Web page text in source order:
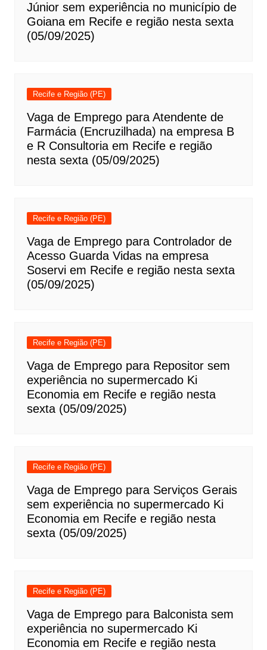
Júnior sem experiência no município de
Goiana em Recife e região nesta sexta
(05/09/2025)
Recife e Região (PE)
Vaga de Emprego para Atendente de
Farmácia (Encruzilhada) na empresa B
e R Consultoria em Recife e região
nesta sexta (05/09/2025)
Recife e Região (PE)
Vaga de Emprego para Controlador de
Acesso Guarda Vidas na empresa
Soservi em Recife e região nesta sexta
(05/09/2025)
Recife e Região (PE)
Vaga de Emprego para Repositor sem
experiência no supermercado Ki
Economia em Recife e região nesta
sexta (05/09/2025)
Recife e Região (PE)
Vaga de Emprego para Serviços Gerais
sem experiência no supermercado Ki
Economia em Recife e região nesta
sexta (05/09/2025)
Recife e Região (PE)
Vaga de Emprego para Balconista sem
experiência no supermercado Ki
Economia em Recife e região nesta